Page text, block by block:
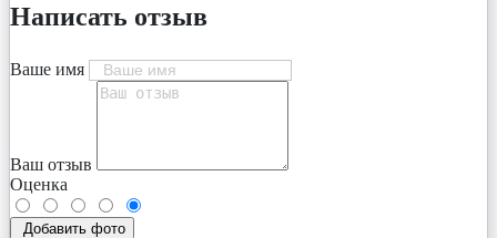
Написать отзыв
Ваше имя
Ваш отзыв
Оценка
Добавить фото